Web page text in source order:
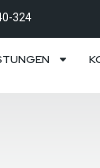
324